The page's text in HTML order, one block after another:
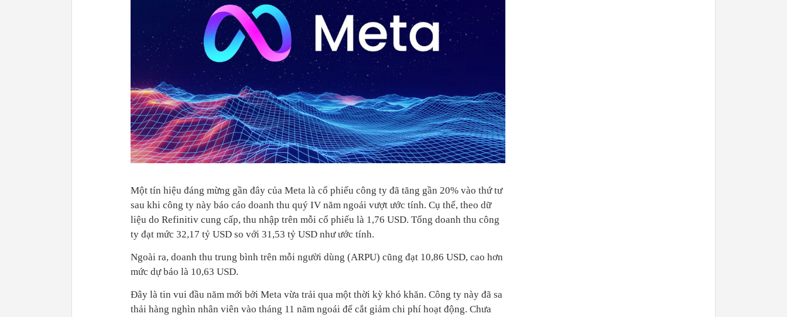
Một tín hiệu đáng mừng gần đây của Meta là cổ phiếu công ty đã tăng gần 20% vào thứ tư
sau khi công ty này báo cáo doanh thu quý IV năm ngoái vượt ước tính. Cụ thể, theo dữ
liệu do Refinitiv cung cấp, thu nhập trên mỗi cổ phiếu là 1,76 USD. Tổng doanh thu công
ty đạt mức 32,17 tỷ USD so với 31,53 tỷ USD như ước tính.
Ngoài ra, doanh thu trung bình trên mỗi người dùng (ARPU) cũng đạt 10,86 USD, cao hơn
mức dự báo là 10,63 USD.
Đây là tin vui đầu năm mới bởi Meta vừa trải qua một thời kỳ khó khăn. Công ty này đã sa
thải hàng nghìn nhân viên vào tháng 11 năm ngoái để cắt giảm chi phí hoạt động. Chưa